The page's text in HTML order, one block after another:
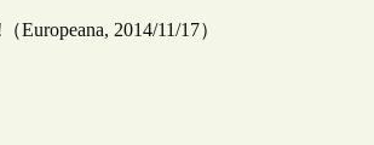
Europeana, 2014/11/17）